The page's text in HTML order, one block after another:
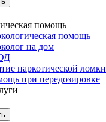
помощь
помощь
на дом
наркотической ломки
при передозировке